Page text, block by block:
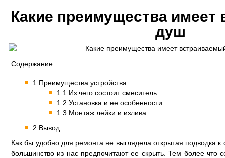
Какие преимущества имеет
душ
Содержание
1 Преимущества устройства
1.1 Из чего состоит смеситель
1.2 Установка и ее особенности
1.3 Монтаж лейки и излива
2 Вывод
Как бы удобно для ремонта не выглядела открытая подводка к
большинство из нас предпочитают ее скрыть. Тем более что